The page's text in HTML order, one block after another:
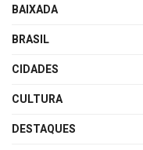
BAIXADA
BRASIL
CIDADES
CULTURA
DESTAQUES